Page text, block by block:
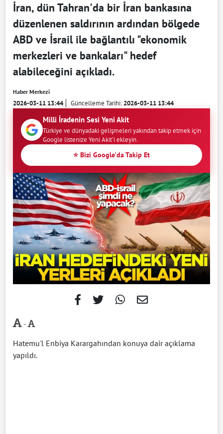
İran, dün Tahran'da bir İran bankasına
düzenlenen saldırının ardından bölgede
ABD ve İsrail ile bağlantılı "ekonomik
merkezleri ve bankaları" hedef
alabileceğini açıkladı.
Haber Merkezi
2026-03-11 13:44 Güncelleme Tarihi:2026-03-11 13:44
Milli İradenin Sesi Yeni Akit
Türkiye ve dünyadaki gelişmeleri yakından takip etmek için
Google listenize Yeni Akit'i ekleyin.
⭐ Bizi Google'da Takip Et
-
Hatemu'l Enbiya Karargahından konuya dair açıklama
yapıldı.